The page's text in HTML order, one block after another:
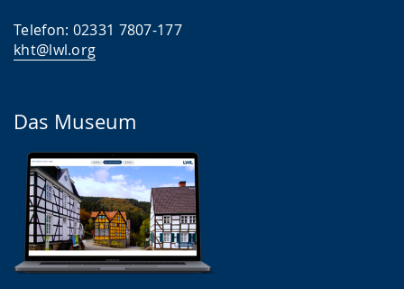
Telefon: 02331 7807-177
kht@lwl.org
Das Museum